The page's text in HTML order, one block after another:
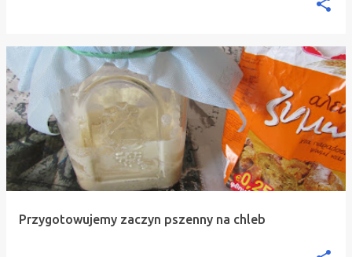
Przygotowujemy zaczyn pszenny na chleb